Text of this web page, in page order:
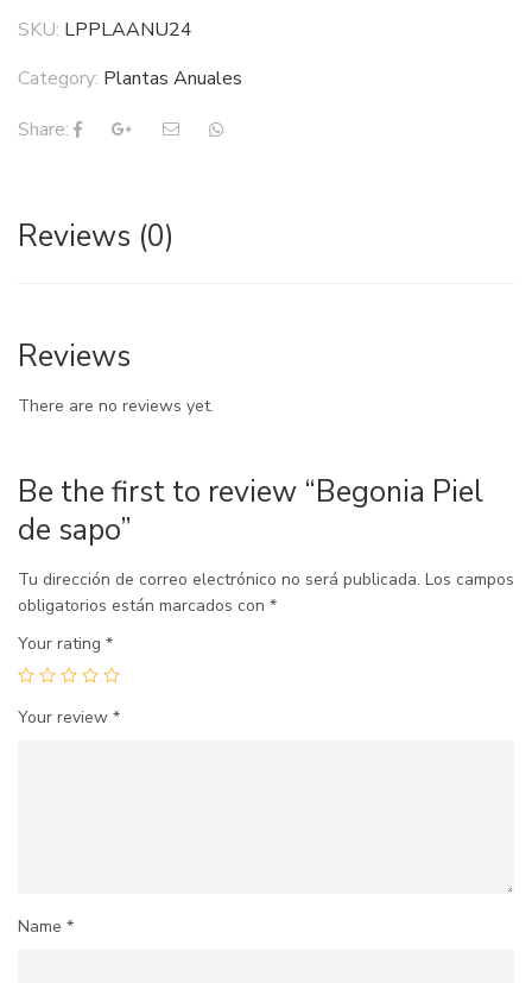
SKU: LPPLAANU24
Category: Plantas Anuales
Share:
Reviews (0)
Reviews
There are no reviews yet.
Be the first to review “Begonia Piel
de sapo”
Tu dirección de correo electrónico no será publicada. Los campos
obligatorios están marcados con *
Your rating *
Your review *
Name *